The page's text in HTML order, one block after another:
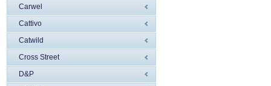
Carwel
Cattivo
Catwild
Cross Street
D&P